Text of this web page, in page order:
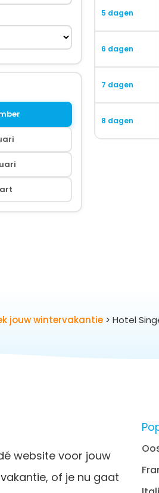
5 dagen
6 dagen
7 dagen
8 dagen
jouw wintervakantie > Hotel
website voor jouw
of je nu gaat